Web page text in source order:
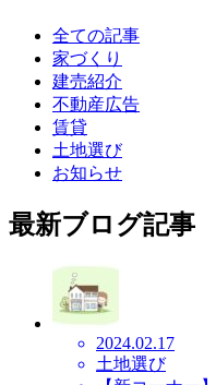
全ての記事
家づくり
建売紹介
不動産広告
賃貸
土地選び
お知らせ
最新ブログ記事
2024.02.17
土地選び